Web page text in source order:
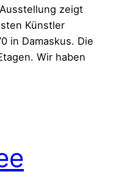
zeigt
Künstler
in Damaskus. Die
Wir haben